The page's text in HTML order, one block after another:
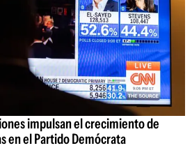
impulsan el crecimiento de
en el Partido Demócrata